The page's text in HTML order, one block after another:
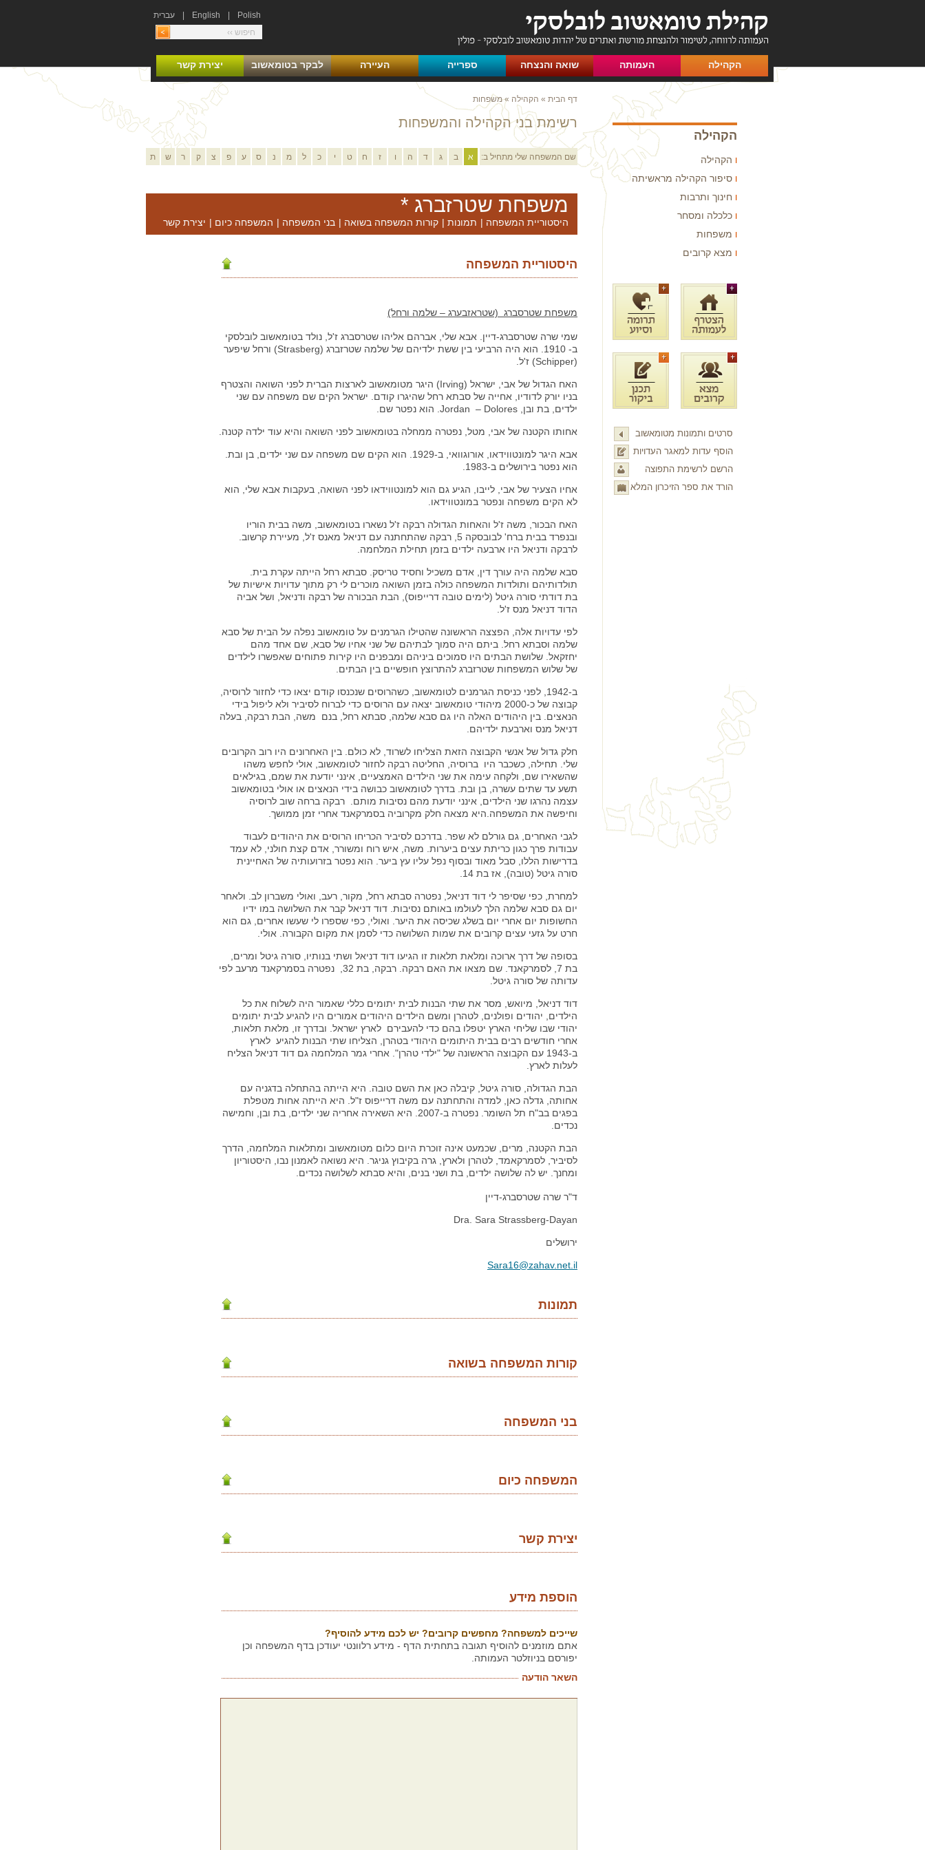
Polish
English עברית
הקהילה העמותה שואה והנצחה ספרייה העיירה לבקר בטומאשוב יצירת קשר
הקהילה
הקהילה
סיפור הקהילה מראשיתה
חינוך ותרבות
כלכלה ומסחר
משפחות
מצא קרובים
סרטים ותמונות מטומאשוב
הוסף עדות למאגר העדויות
הרשם לרשימת התפוצה
הורד את ספר הזיכרון המלא
דף הבית » הקהילה »משפחות
רשימת בני הקהילה והמשפחות
שם המשפחה שלי מתחיל ב: א ב ג ד ה ו ז ח ט י כ ל מ נ ס ע פ צ ק ר ש ת
משפחת שטרזברג *
היסטוריית המשפחה | תמונות | קורות המשפחה בשואה | בני המשפחה | המשפחה כיום | יצירת קשר
היסטוריית המשפחה
משפחת שטרסברג (שטראזבערג – שלמה ורחל)
שמי שרה שטרסברג-דיין. אבא שלי, אברהם אליהו שטרסברג ז'ל, נולד בטומאשוב לובלסקי
ב- 1910. הוא היה הרביעי בין ששת ילדיהם של שלמה שטרזברג (Strasberg) ורחל שיפער
(Schipper) ז'ל.
האח הגדול של אבי, ישראל (Irving) היגר מטומאשוב לארצות הברית לפני השואה והצטרף
בניו יורק לדודיו, אחייה של סבתא רחל שהיגרו קודם. ישראל הקים שם משפחה עם שני
ילדים, בת ובן, Jordan – Dolores. הוא נפטר שם.
אחותו הקטנה של אבי, מטל, נפטרה ממחלה בטומאשוב לפני השואה והיא עוד ילדה קטנה.
אבא היגר למונטווידאו, אורוגוואי, ב-1929. הוא הקים שם משפחה עם שני ילדים, בן ובת.
הוא נפטר בירושלים ב-1983.
אחיו הצעיר של אבי, לייבו, הגיע גם הוא למונטווידאו לפני השואה, בעקבות אבא שלי, הוא
לא הקים משפחה ונפטר במונטווידאו.
האח הבכור, משה ז'ל והאחות הגדולה רבקה ז'ל נשארו בטומאשוב, משה בבית הוריו
ובנפרד בבית ברח' לבובסקה 5, רבקה שהתחתנה עם דניאל מאנס ז'ל, מעיירת קרשוב.
לרבקה ודניאל היו ארבעה ילדים בזמן תחילת המלחמה.
סבא שלמה היה עורך דין, אדם משכיל וחסיד טריסק. סבתא רחל הייתה עקרת בית.
תולדותיהם ותולדות המשפחה כולה בזמן השואה מוכרים לי רק מתוך עדויות אישיות של
בת דודתי סורה גיטל (לימים טובה דרייפוס), הבת הבכורה של רבקה ודניאל, ושל אביה
הדוד דניאל מנס ז'ל.
לפי עדויות אלה, הפצצה הראשונה שהטילו הגרמנים על טומאשוב נפלה על הבית של סבא
שלמה וסבתא רחל. ביתם היה סמוך לבתיהם של שני אחיו של סבא, שם אחד מהם
יחזקאל. שלושת הבתים היו סמוכים ביניהם ומבפנים היו קירות פתוחים שאפשרו לילדים
של שלוש המשפחות שטרזברג להתרוצץ חופשיים בין הבתים.
ב-1942, לפני כניסת הגרמנים לטומאשוב, כשהרוסים שנכנסו קודם יצאו כדי לחזור לרוסיה,
קבוצה של כ-2000 מיהודי טומאשוב יצאה עם הרוסים כדי לברוח לסיביר ולא ליפול בידי
הנאצים. בין היהודים האלה היו גם סבא שלמה, סבתא רחל, בנם משה, הבת רבקה, בעלה
דניאל מנס וארבעת ילדיהם.
חלק גדול של אנשי הקבוצה הזאת הצליחו לשרוד, לא כולם. בין האחרונים היו רוב הקרובים
שלי. תחילה, כשכבר היו ברוסיה, החליטה רבקה לחזור לטומאשוב, אולי לחפש משהו
שהשאירו שם, ולקחה עימה את שני הילדים האמצעיים, אינני יודעת את שמם, בגילאים
תשע עד שתים עשרה, בן ובת. בדרך לטומאשוב כבושה בידי הנאצים או אולי בטומאשוב
עצמה נהרגו שני הילדים, אינני יודעת מהם נסיבות מותם. רבקה ברחה שוב לרוסיה
וחיפשה את המשפחה.היא מצאה חלק מקרוביה בסמרקאנד אחרי זמן ממושך.
לגבי האחרים, גם גורלם לא שפר. בדרכם לסיביר הכריחו הרוסים את היהודים לעבוד
עבודות פרך כגון כריתת עצים ביערות. משה, איש רוח ומשורר, אדם קצת חולני, לא עמד
בדרישות הללו, סבל מאוד ובסוף נפל עליו עץ ביער. הוא נפטר בזרועותיה של האחיינית
סורה גיטל (טובה), אז בת 14.
למחרת, כפי שסיפר לי דוד דניאל, נפטרה סבתא רחל, מקור, רעב, ואולי משברון לב. ולאחר
יום גם סבא שלמה הלך לעולמו באותם נסיבות. דוד דניאל קבר את השלושה במו ידיו
החשופות יום אחרי יום בשלג שכיסה את היער. ואולי, כפי שספרו לי שעשו אחרים, גם הוא
חרט על גזעי עצים קרובים את שמות השלושה כדי לסמן את מקום הקבורה. אולי.
בסופה של דרך ארוכה ומלאת תלאות זו הגיעו דוד דניאל ושתי בנותיו, סורה גיטל ומרים,
בת 7, לסמרקאנד. שם מצאו את האם רבקה. רבקה, בת 32, נפטרה בסמרקאנד מרעב לפי
עדותה של סורה גיטל.
דוד דניאל, מיואש, מסר את שתי הבנות לבית יתומים כללי שאמור היה לשלוח את כל
הילדים, יהודים ופולנים, לטהרן ומשם הילדים היהודים אמורים היו להגיע לבית יתומים
יהודי שבו שליחי הארץ יטפלו בהם כדי להעבירם לארץ ישראל. ובדרך זו, מלאת תלאות,
אחרי חודשים רבים בבית היתומים היהודי בטהרן, הצליחו שתי הבנות להגיע לארץ
ב-1943 עם הקבוצה הראשונה של "ילדי טהרן". אחרי גמר המלחמה גם דוד דניאל הצליח
לעלות לארץ.
הבת הגדולה, סורה גיטל, קיבלה כאן את השם טובה. היא הייתה בהתחלה בדגניה עם
אחותה, גדלה כאן, למדה והתחתנה עם משה דרייפוס ז"ל. היא הייתה אחות מטפלת
בפגים בב"ח תל השומר. נפטרה ב-2007. היא השאירה אחריה שני ילדים, בת ובן, וחמישה
נכדים.
הבת הקטנה, מרים, שכמעט אינה זוכרת היום כלום מטומאשוב ומתלאות המלחמה, הדרך
לסיביר, לסמרקאמד, לטהרן ולארץ, גרה בקיבוץ גניגר. היא נשואה לאמנון נבו, היסטוריון
ומחנך. יש לה שלושה ילדים, בת ושני בנים, והיא סבתא לשלושה נכדים.
ד"ר שרה שטרסברג-דיין
Dra. Sara Strassberg-Dayan
ירושלים
Sara16@zahav.net.il
תמונות
קורות המשפחה בשואה
בני המשפחה
המשפחה כיום
יצירת קשר
הוספת מידע
שייכים למשפחה? מחפשים קרובים? יש לכם מידע להוסיף?
אתם מוזמנים להוסיף תגובה בתחתית הדף - מידע רלוונטי יעודכן בדף המשפחה וכן
יפורסם בניוזלטר העמותה.
השאר הודעה